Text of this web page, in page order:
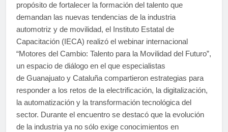
propósito de fortalecer la formación del talento que
demandan las nuevas tendencias de la industria
automotriz y de movilidad, el Instituto Estatal de
Capacitación (IECA) realizó el webinar internacional
“Motores del Cambio: Talento para la Movilidad del Futuro”,
un espacio de diálogo en el que especialistas
de Guanajuato y Cataluña compartieron estrategias para
responder a los retos de la electrificación, la digitalización,
la automatización y la transformación tecnológica del
sector. Durante el encuentro se destacó que la evolución
de la industria ya no sólo exige conocimientos en